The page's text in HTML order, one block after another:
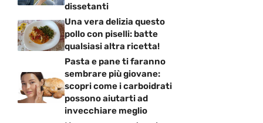
dissetanti
Una vera delizia questo
pollo con piselli: batte
qualsiasi altra ricetta!
Pasta e pane ti faranno
sembrare più giovane:
scopri come i carboidrati
possono aiutarti ad
invecchiare meglio